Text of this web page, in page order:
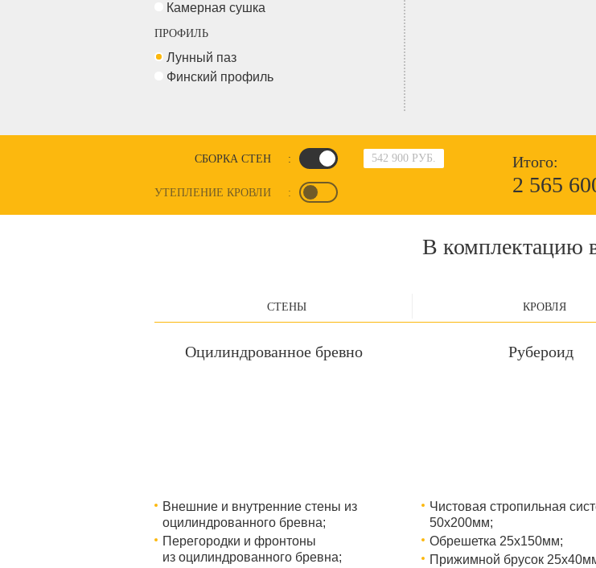
Камерная сушка
ПРОФИЛЬ
Лунный паз
Финский профиль
542 900 РУБ.
СБОРКА СТЕН :
УТЕПЛЕНИЕ КРОВЛИ :
Итого:
2 565
В комплектацию
СТЕНЫ КРОВЛЯ
Оцилиндрованное бревно
Внешние и внутренние стены из
оцилиндрованного бревна;
Перегородки и фронтоны
из оцилиндрованного бревна;
Рубероид
Чистовая стропильная
50х200мм;
Обрешетка 25х150мм;
Прижимной брусок